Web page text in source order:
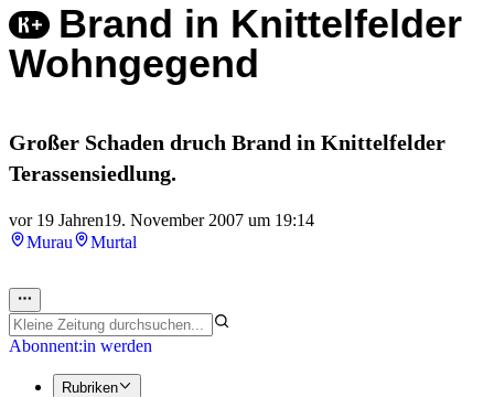
Brand in Knittelfelder
Wohngegend
Großer Schaden druch Brand in Knittelfelder
Terassensiedlung.
vor 19 Jahren19. November 2007 um 19:14
Murau
Murtal
Abonnent:in werden
Rubriken